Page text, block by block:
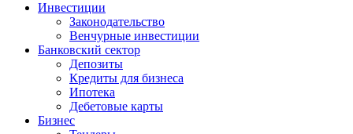
Инвестиции
Законодательство
Венчурные инвестиции
Банковский сектор
Депозиты
Кредиты для бизнеса
Ипотека
Дебетовые карты
Бизнес